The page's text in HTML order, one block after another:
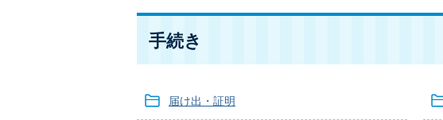
手続き
届け出・証明